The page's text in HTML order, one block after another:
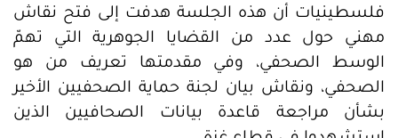
فلسطينيات أن هذه الجلسة هدفت إلى فتح نقاش
مهني حول عدد من القضايا الجوهرية التي تهمّ
الوسط الصحفي، وفي مقدمتها تعريف من هو
الصحفي، ونقاش بيان لجنة حماية الصحفيين الأخير
بشأن مراجعة قاعدة بيانات الصحافيين الذين